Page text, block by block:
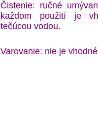
Čistenie: ručné
každom použití je
tečúcou vodou.
Varovanie: nie je